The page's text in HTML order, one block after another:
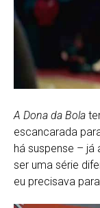
A Dona da Bola
escancarada
há suspense – já
ser uma série
eu precisava